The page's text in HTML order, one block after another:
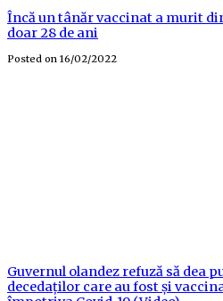
Încă un tânăr vaccinat a murit din
doar 28 de ani
Posted on 16/02/2022
Guvernul olandez refuză să dea
decedaților care au fost și